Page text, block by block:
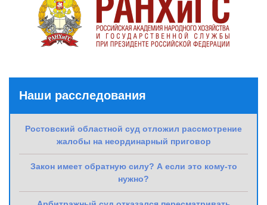
Наши расследования
Ростовский областной суд отложил рассмотрение
жалобы на неординарный приговор
Закон имеет обратную силу? А если это кому-то
нужно?